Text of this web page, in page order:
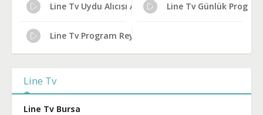
Line Tv Uydu Alıcısı Ayarları Line Tv Günlük Program
Line Tv Program Reytingleri
Line Tv
Line Tv Bursa